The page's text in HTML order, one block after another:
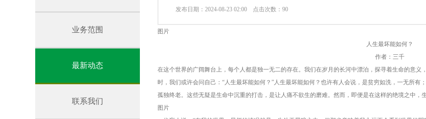
业务范围
最新动态
联系我们
发布日期：2024-08-23 02:00 点击次数：90
图片
人生最坏能如何？
作者：三千
在这个世界的广阔舞台上，每个人都是独一无二的存在。我们在岁月的长河中漂泊，探寻着生命的意
时，我们或许会问自己：“人生最坏能如何？”人生最坏能如何？也许有人会说，是贫穷如洗，一无所有
孤独终老。这些无疑是生命中沉重的打击，是让人痛不欲生的磨难。然而，即便是在这样的绝境之中，
图片